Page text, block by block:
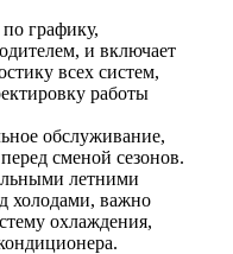
графику,
и включает
всех систем,
работы
обслуживание,
сменой сезонов.
летними
холодами, важно
охлаждения,